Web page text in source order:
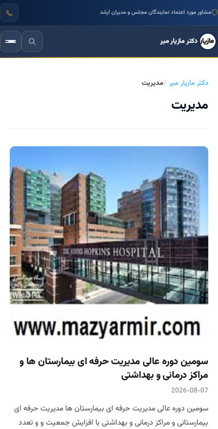
مشاور مورد اعتماد نمایندگان مجلس و مدیران ارشد
دکتر مازیار میر
دکتر مازیار میر مدیریت
مدیریت
سومین دوره عالی مدیریت حرفه ای بیمارستان ها و
مراکز درمانی و بهداشتی
2026-08-07
سومین دوره عالی مدیریت حرفه ای بیمارستان ها مدیریت حرفه ای
بیمارستانی و مراکز درمانی و بهداشتی با افزایش جمعیت و و تعدد